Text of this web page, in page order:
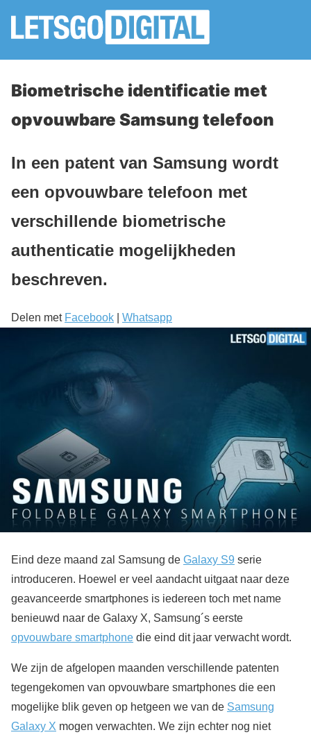
Biometrische identificatie met
opvouwbare Samsung telefoon
In een patent van Samsung wordt
een opvouwbare telefoon met
verschillende biometrische
authenticatie mogelijkheden
beschreven.
Delen met Facebook Whatsapp
Eind deze maand zal Samsung de Galaxy S9 serie
introduceren. Hoewel er veel aandacht uitgaat naar deze
geavanceerde smartphones is iedereen toch met name
benieuwd naar de Galaxy X, Samsung´s eerste
opvouwbare smartphone die eind dit jaar verwacht wordt.
We zijn de afgelopen maanden verschillende patenten
tegengekomen van opvouwbare smartphones die een
mogelijke blik geven op hetgeen we van de Samsung
Galaxy X mogen verwachten. We zijn echter nog niet